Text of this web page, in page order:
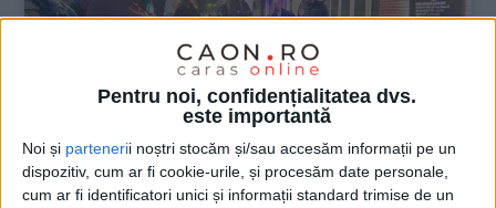
Pentru noi, confidențialitatea dvs.
este importantă
Noi și partenerii noștri stocăm și/sau accesăm informații pe un
dispozitiv, cum ar fi cookie-urile, și procesăm date personale,
cum ar fi identificatori unici și informații standard trimise de un
ŞTIRILE JUDEŢULUI CARAŞ-SEVERIN